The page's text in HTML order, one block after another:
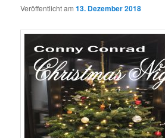
Veröffentlicht am13. Dezember 2018